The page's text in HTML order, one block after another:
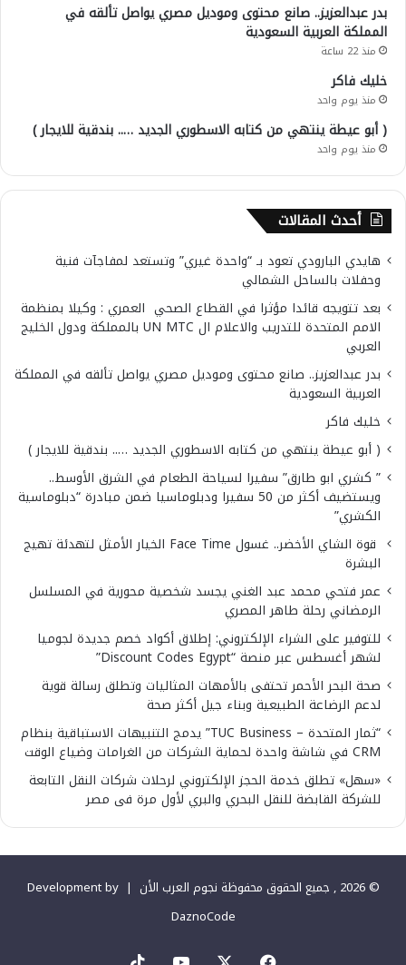
بدر عبدالعزيز.. صانع محتوى وموديل مصري يواصل تألقه في
المملكة العربية السعودية
منذ 22 ساعة
خليك فاكر
منذ يوم واحد
( أبو عيطة ينتهي من كتابه الاسطوري الجديد ….. بندقية للايجار )
منذ يوم واحد
أحدث المقالات
هايدي البارودي تعود بـ “واحدة غيري” وتستعد لمفاجآت فنية
وحفلات بالساحل الشمالي
بعد تتويجه قائدا مؤثرا في القطاع الصحي العمري : وكيلا بمنظمة
الامم المتحدة للتدريب والاعلام ال UN MTC بالمملكة ودول الخليج
العربي
بدر عبدالعزيز.. صانع محتوى وموديل مصري يواصل تألقه في المملكة
العربية السعودية
خليك فاكر
( أبو عيطة ينتهي من كتابه الاسطوري الجديد ….. بندقية للايجار )
” كشري ابو طارق” سفيرا لسياحة الطعام في الشرق الأوسط..
ويستضيف أكثر من 50 سفيرا ودبلوماسيا ضمن مبادرة “دبلوماسية
الكشري”
قوة الشاي الأخضر.. غسول Face Time الخيار الأمثل لتهدئة تهيج
البشرة
عمر فتحي محمد عبد الغني يجسد شخصية محورية في المسلسل
الرمضاني رحلة طاهر المصري
للتوفير على الشراء الإلكتروني: إطلاق أكواد خصم جديدة لجوميا
لشهر أغسطس عبر منصة “Discount Codes Egypt”
صحة البحر الأحمر تحتفى بالأمهات المثاليات وتطلق رسالة قوية
لدعم الرضاعة الطبيعية وبناء جيل أكثر صحة
“ثمار المتحدة – TUC Business” يدمج التنبيهات الاستباقية بنظام
CRM في شاشة واحدة لحماية الشركات من الغرامات وضياع الوقت
«سهل» تطلق خدمة الحجز الإلكتروني لرحلات شركات النقل التابعة
للشركة القابضة للنقل البحري والبري لأول مرة فى مصر
© 2026 , جميع الحقوق محفوظة نجوم العرب الأن |
Development by
DaznoCode